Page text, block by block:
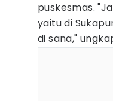
puskesmas.
yaitu di
di sana,"